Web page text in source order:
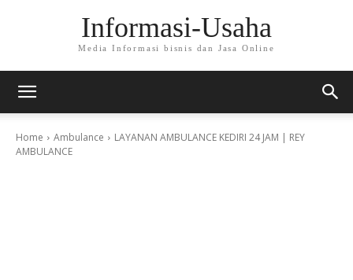
Informasi-Usaha
Media Informasi bisnis dan Jasa Online
Home Ambulance
LAYANAN AMBULANCE KEDIRI 24 JAM | REY
AMBULANCE